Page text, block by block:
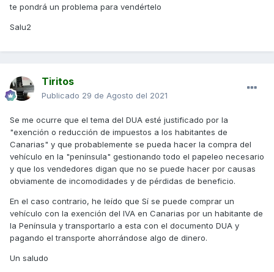
te pondrá un problema para vendértelo
Salu2
Tiritos
Publicado 29 de Agosto del 2021
Se me ocurre que el tema del DUA esté justificado por la
"exención o reducción de impuestos a los habitantes de
Canarias" y que probablemente se pueda hacer la compra del
vehículo en la "península" gestionando todo el papeleo necesario
y que los vendedores digan que no se puede hacer por causas
obviamente de incomodidades y de pérdidas de beneficio.
En el caso contrario, he leído que Sí se puede comprar un
vehículo con la exención del IVA en Canarias por un habitante de
la Península y transportarlo a esta con el documento DUA y
pagando el transporte ahorrándose algo de dinero.
Un saludo